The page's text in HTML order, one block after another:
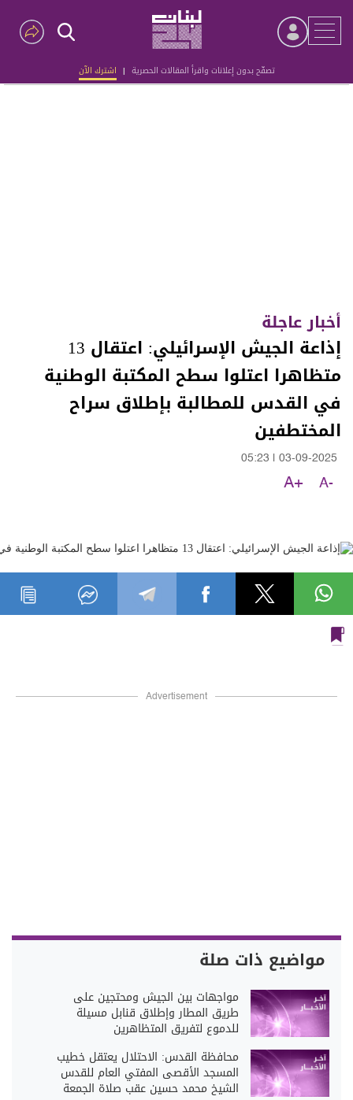
تصفّح بدون إعلانات واقرأ المقالات الحصرية | اشترك الآن
Advertisement
أخبار عاجلة
إذاعة الجيش الإسرائيلي: اعتقال 13
متظاهرا اعتلوا سطح المكتبة الوطنية
في القدس للمطالبة بإطلاق سراح
المختطفين
03-09-2025
05:23
A-
A+
Advertisement
مواضيع ذات صلة
مواجهات بين الجيش ومحتجين على
طريق المطار وإطلاق قنابل مسيلة
للدموع لتفريق المتظاهرين
محافظة القدس: الاحتلال يعتقل خطيب
المسجد الأقصى المفتي العام للقدس
الشيخ محمد حسين عقب صلاة الجمعة